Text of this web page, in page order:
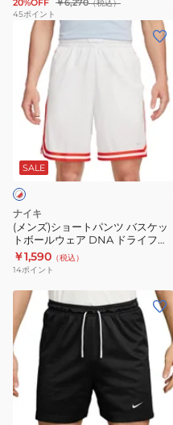
5
AO
シ
ト
パ
ン
ツ
IF2556-
842
ア
シ
ョ
パ
ン
ツ
HF9910-
351
ア
フ
ィ
ウ
ー
ヴ
ン
シ
ョ
ト
パ
ン
ツ
IF2160-
325
20%OFF ￥6,270（税込）
45ポイント
ズ)
ョ
パ
ン
ツ
バ
ス
ケ
ボ
ー
ル
ウ
ェ
SALE
ナイキ
(メンズ)ショートパンツ バスケッ
トボールウェア DNA ドライフィ
ット 8インチ FN2652-121
￥1,590 （税込）
14ポイント
ラ
ウ
ン
(メ
ン
ズ)
バ
ス
ケ